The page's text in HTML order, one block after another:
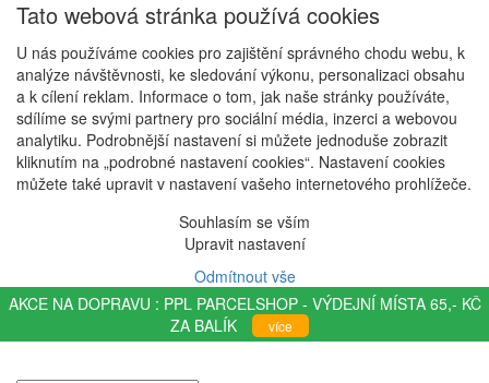
Tato webová stránka používá cookies
U nás používáme cookies pro zajištění správného chodu webu, k
analýze návštěvnosti, ke sledování výkonu, personalizaci obsahu
a k cílení reklam. Informace o tom, jak naše stránky používáte,
sdílíme se svými partnery pro sociální média, inzerci a webovou
analytiku. Podrobnější nastavení si můžete jednoduše zobrazit
kliknutím na „podrobné nastavení cookies“. Nastavení cookies
můžete také upravit v nastavení vašeho internetového prohlížeče.
Souhlasím se vším
Upravit nastavení
Odmítnout vše
AKCE NA DOPRAVU : PPL PARCELSHOP - VÝDEJNÍ MÍSTA 65,- KČ
ZA BALÍK
více